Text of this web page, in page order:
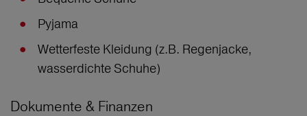
Pyjama
Wetterfeste Kleidung (z.B. Regenjacke,
wasserdichte Schuhe)
Dokumente & Finanzen